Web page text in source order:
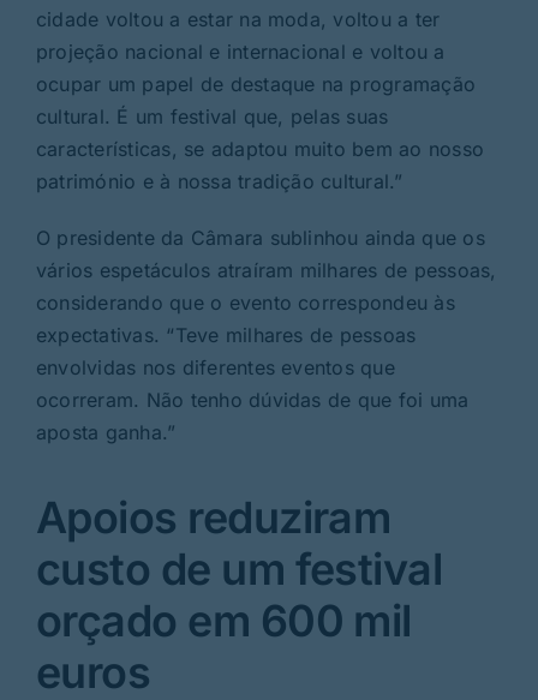
cidade voltou a estar na moda, voltou a ter
projeção nacional e internacional e voltou a
ocupar um papel de destaque na programação
cultural. É um festival que, pelas suas
características, se adaptou muito bem ao nosso
património e à nossa tradição cultural.”
O presidente da Câmara sublinhou ainda que os
vários espetáculos atraíram milhares de pessoas,
considerando que o evento correspondeu às
expectativas. “Teve milhares de pessoas
envolvidas nos diferentes eventos que
ocorreram. Não tenho dúvidas de que foi uma
aposta ganha.”
Apoios reduziram
custo de um festival
orçado em 600 mil
euros